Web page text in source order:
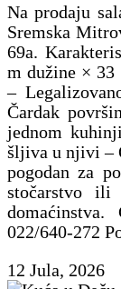
Na prodaju
Sremska
69a.
m dužine ×
–
Čardak
jednom
šljiva u njivi –
pogodan za
stočarstvo ili
022/640-272
12 Jula, 2026